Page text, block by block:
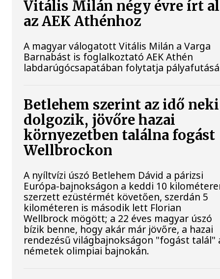
Vitális Milán négy évre írt
az AEK Athénhoz
A magyar válogatott Vitális Milán a Varga
Barnabást is foglalkoztató AEK Athén
labdarúgócsapatában folytatja
Betlehem szerint az idő neki
dolgozik, jövőre hazai
környezetben találna fogást
Wellbrockon
A nyíltvízi úszó Betlehem Dávid a párizsi
Európa-bajnokságon a keddi 10
szerzett ezüstérmét követően, szerdán 5
kilométeren is második lett Florian
Wellbrock mögött; a 22 éves magyar úszó
bízik benne, hogy akár már jövőre, a hazai
rendezésű világbajnokságon "fogást talál"
németek olimpiai bajnokán.